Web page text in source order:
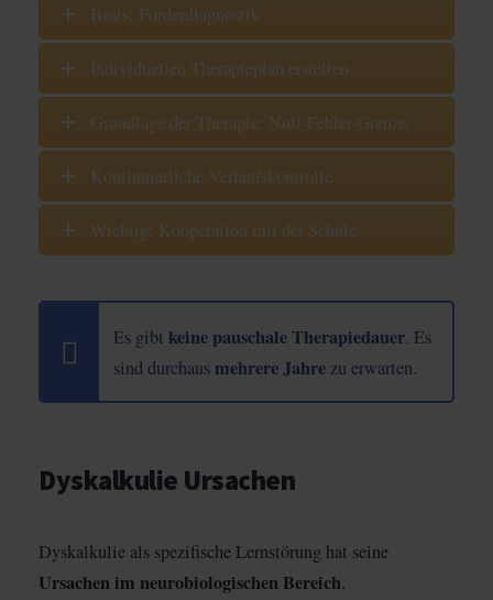
Basis: Förderdiagnostik
Individuellen Therapieplan erstellen
Grundlage der Therapie: Null-Fehler-Grenze
Kontinuierliche Verlaufskontrolle
Wichtig: Kooperation mit der Schule
Es gibt keine pauschale Therapiedauer. Es
sind durchausmehrere Jahrezu erwarten.
Dyskalkulie Ursachen
Dyskalkulie als spezifische Lernstörung hat seine
Ursachen im neurobiologischen Bereich.